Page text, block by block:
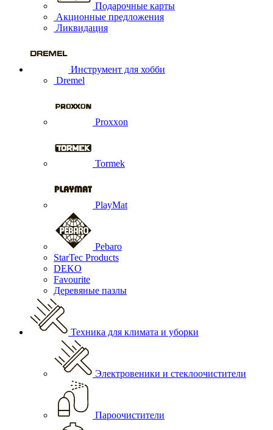
Подарочные карты
Акционные предложения
Ликвидация
Инструмент для хобби
Dremel
Proxxon
Tormek
PlayMat
Pebaro
StarTec Products
DEKO
Favourite
Деревяные пазлы
Техника для климата и уборки
Электровеники и стеклоочистители
Пароочистители